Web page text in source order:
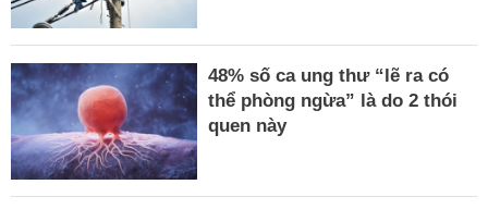
48% số ca ung thư “lẽ ra có
thể phòng ngừa” là do 2 thói
quen này